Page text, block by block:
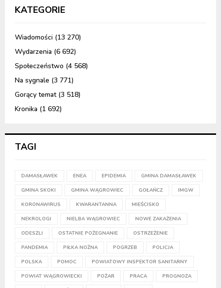
KATEGORIE
Wiadomości (13 270)
Wydarzenia (6 692)
Społeczeństwo (4 568)
Na sygnale (3 771)
Gorący temat(3 518)
Kronika (1 692)
TAGI
DAMASŁAWEK ENEA EPIDEMIA GMINA DAMASŁAWEK
GMINA SKOKI GMINA WĄGROWIEC GOŁAŃCZ IMGW
KORONAWIRUS KWARANTANNA MIEŚCISKO
NEKROLOGI NIELBA WĄGROWIEC NOWE ZAKAŻENIA
ODESZLI OSTATNIE POŻEGNANIE OSTRZEŻENIE
PANDEMIA PIŁKA NOŻNA POGRZEB POLICJA
POLSKA POMOC POWIATOWY INSPEKTOR SANITARNY
POWIAT WĄGROWIECKI POŻAR PRACA PROGNOZA